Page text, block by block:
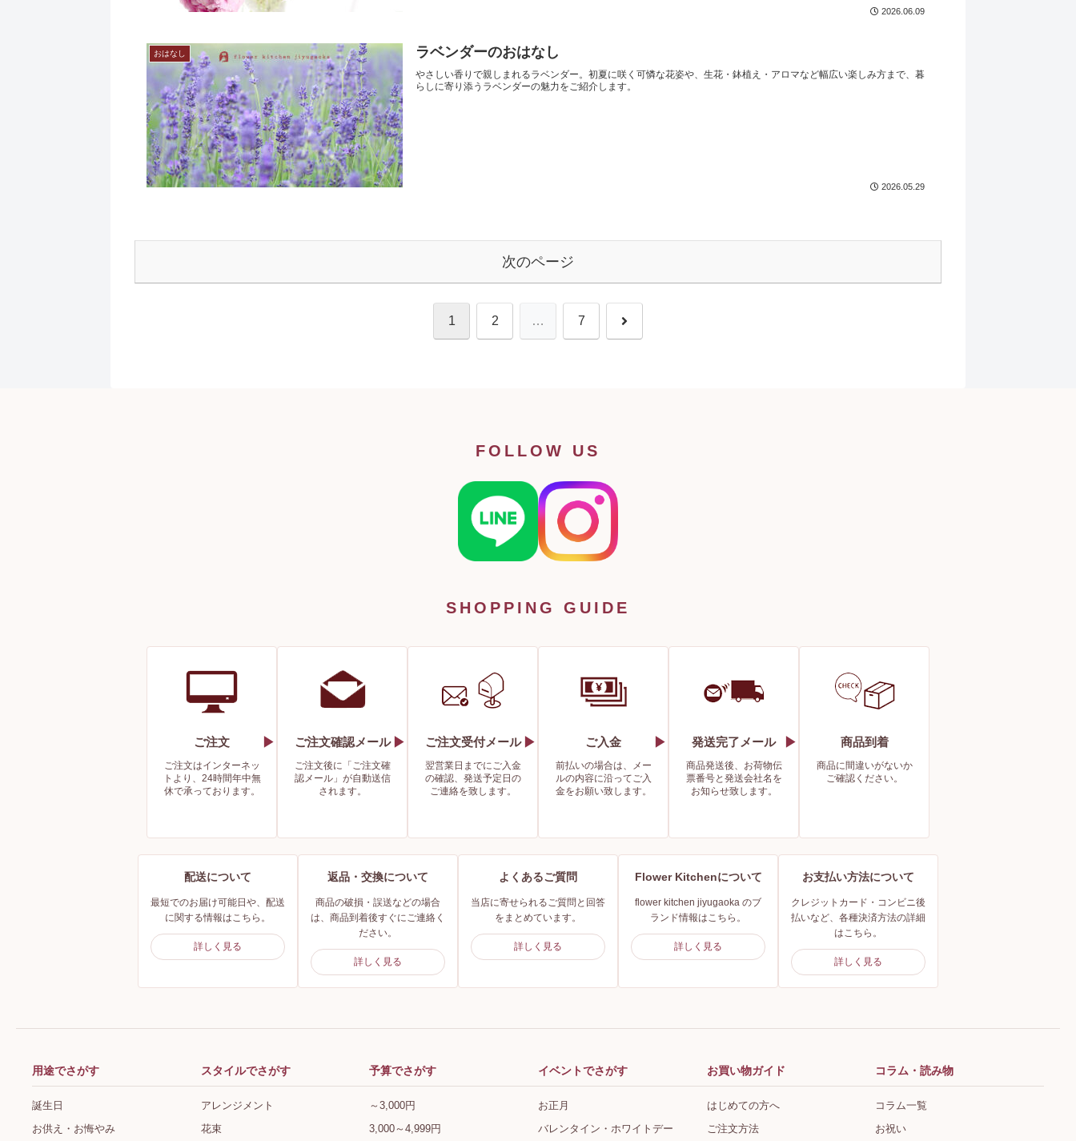
2026.06.09
おはなし ラベンダーのおはなし
やさしい香りで親しまれるラベンダー。初夏に咲く可憐な花姿や、生花・鉢植え・アロマなど幅広い楽しみ方まで、暮
らしに寄り添うラベンダーの魅力をご紹介します。
2026.05.29
次のページ
1 2 … 7 次
FOLLOW US
SHOPPING GUIDE
ご注文
ご注文はインターネッ
トより、24時間年中無
休で承っております。
ご注文確認メール
ご注文後に「ご注文確
認メール」が自動送信
されます。
ご注文受付メール
翌営業日までにご入金
の確認、発送予定日の
ご連絡を致します。
ご入金
前払いの場合は、メー
ルの内容に沿ってご入
金をお願い致します。
発送完了メール
商品発送後、お荷物伝
票番号と発送会社名を
お知らせ致します。
商品到着
商品に間違いがないか
ご確認ください。
配送について
最短でのお届け可能日や、配送
に関する情報はこちら。
詳しく見る
返品・交換について
商品の破損・誤送などの場合
は、商品到着後すぐにご連絡く
ださい。
詳しく見る
よくあるご質問
当店に寄せられるご質問と回答
をまとめています。
詳しく見る
Flower Kitchenについて
flower kitchen jiyugaoka のブ
ランド情報はこちら。
詳しく見る
お支払い方法について
クレジットカード・コンビニ後
払いなど、各種決済方法の詳細
はこちら。
詳しく見る
用途でさがす
誕生日
お供え・お悔やみ
スタイルでさがす
アレンジメント
花束
予算でさがす
～3,000円
3,000～4,999円
イベントでさがす
お正月
バレンタイン・ホワイトデー
お買い物ガイド
はじめての方へ
ご注文方法
コラム・読み物
コラム一覧
お祝い